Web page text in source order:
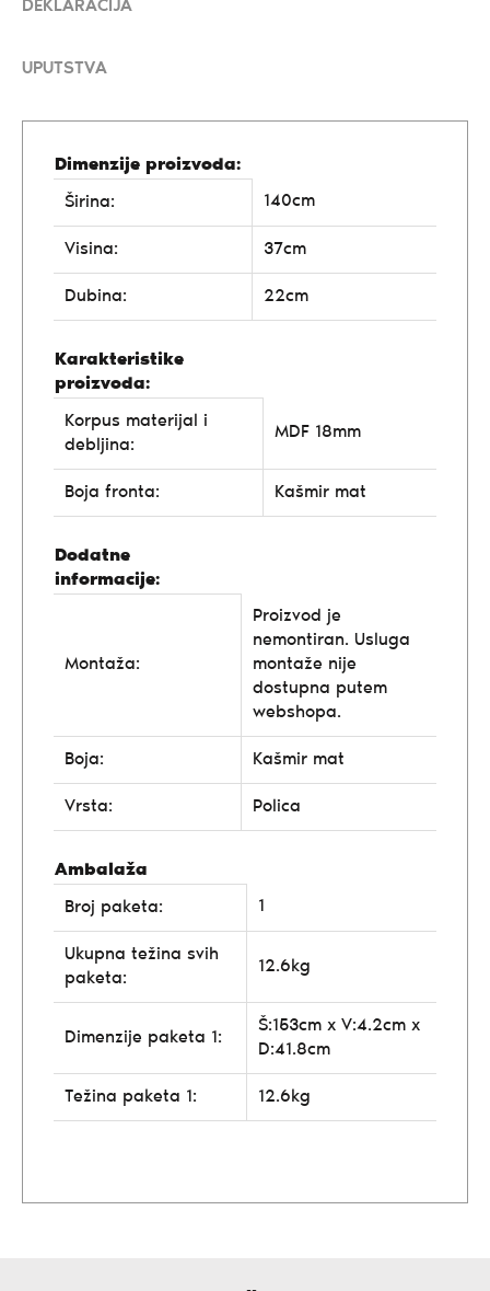
DEKLARACIJA
UPUTSTVA
Dimenzije proizvoda:
Širina:
140cm
Visina: 37cm
Dubina: 22cm
Karakteristike
proizvoda:
Korpus materijal i
debljina:
MDF 18mm
Boja fronta: Kašmir mat
Dodatne
informacije:
Montaža:
Proizvod je
nemontiran. Usluga
montaže nije
dostupna putem
webshopa.
Boja: Kašmir mat
Vrsta: Polica
Ambalaža
Broj paketa:
1
Ukupna težina svih
paketa:
12.6kg
Dimenzije paketa 1:
Š:153cm x V:4.2cm x
D:41.8cm
Težina paketa 1: 12.6kg